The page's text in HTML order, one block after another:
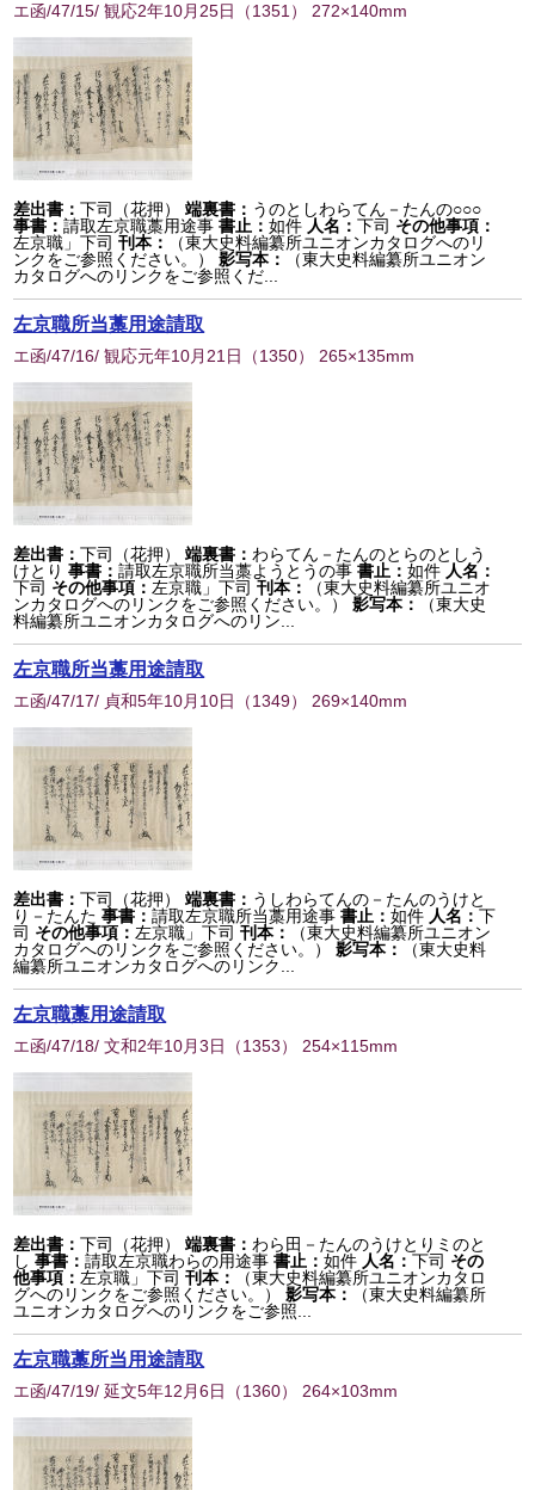
エ函/47/15/ 観応2年10月25日 （1351 ） 272×140mm
差出書：下司（花押） 端裏書： うのとしわらてん－たんの○○○
事書：請取左京職藁用途事書止：如件 人名：下司 その他事項：
左京職」下司刊本：
（東大史料編纂所ユニオンカタログへのリ
ンクをご参照ください。）
影写本：
（東大史料編纂所ユニオン
カタログへのリンクをご参照くだ...
左京職所当藁用途請取
エ函/47/16/ 観応元年10月21日 （1350） 265×135mm
差出書：下司（花押） 端裏書： わらてん－たんのとらのとしう
けとり 事書：請取左京職所当藁ようとうの事書止：如件 人名：
下司 その他事項： 左京職」下司刊本：
（東大史料編纂所ユニオ
ンカタログへのリンクをご参照ください。）
影写本：
（東大史
料編纂所ユニオンカタログへのリン...
左京職所当藁用途請取
エ函/47/17/ 貞和5年10月10日 （1349） 269×140mm
差出書：下司（花押） 端裏書： うしわらてんの－たんのうけと
り－たんた 事書：請取左京職所当藁用途事書止：如件 人名：下
司 その他事項： 左京職」下司刊本：
（東大史料編纂所ユニオン
カタログへのリンクをご参照ください。）
影写本：
（東大史料
編纂所ユニオンカタログへのリンク...
左京職藁用途請取
エ函/47/18/ 文和2年10月3日 （1353） 254×115mm
差出書：下司（花押） 端裏書： わら田－たんのうけとりミのと
し 事書：請取左京職わらの用途事書止：如件 人名：下司 その
他事項： 左京職」下司刊本：
（東大史料編纂所ユニオンカタロ
グへのリンクをご参照ください。）
影写本：
（東大史料編纂所
ユニオンカタログへのリンクをご参照...
左京職藁所当用途請取
エ函/47/19/ 延文5年12月6日 （1360） 264×103mm